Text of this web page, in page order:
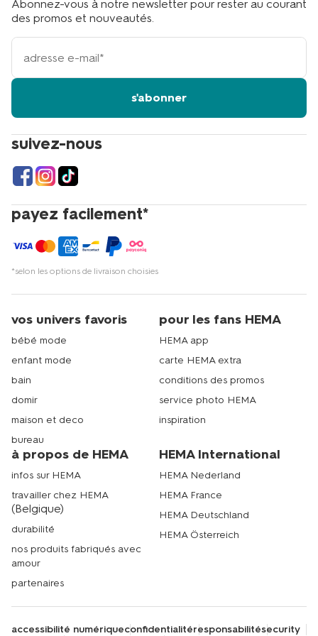
suivez-nous
payez facilement*
*selon les options de livraison choisies
Abonnez-vous à notre newsletter pour rester au courant
des promos et nouveautés.
votre
adresse
s'abonner
vos univers favoris
bébé mode
enfant mode
bain
domir
maison et deco
bureau
pour les fans HEMA
HEMA app
carte HEMA extra
conditions des promos
service photo HEMA
inspiration
à propos de HEMA
infos sur HEMA
travailler chez HEMA
(Belgique)
durabilité
nos produits fabriqués avec
amour
partenaires
HEMA International
HEMA Nederland
HEMA France
HEMA Deutschland
HEMA Österreich
accessibilité numériqueconfidentialitéresponsabilitésecurity